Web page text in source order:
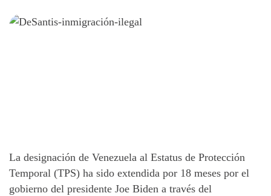
La designación de Venezuela al Estatus de Protección
Temporal (TPS) ha sido extendida por 18 meses por el
gobierno del presidente Joe Biden a través del